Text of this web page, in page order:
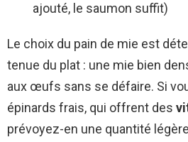
ajouté, le saumon suffit)
Le choix du pain de mie est
tenue du plat : une mie bien
aux œufs sans se défaire. Si
épinards frais, qui offrent des
prévoyez-en une quantité